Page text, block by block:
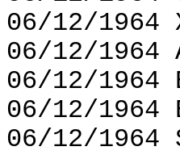
06/12/
06/12/1964
06/12/
06/12/
06/12/